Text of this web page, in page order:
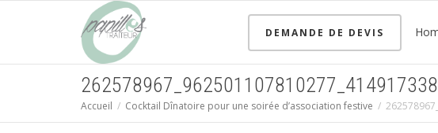
DEMANDE DE DEVIS
Accueil Cocktail Dînatoire pour une soirée d’association festive